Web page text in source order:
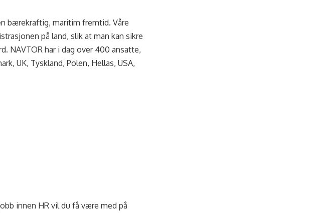
bærekraftig, maritim fremtid. Våre
på land, slik at man kan sikre
NAVTOR har i dag over 400 ansatte,
UK, Tyskland, Polen, Hellas, USA,
innen HR vil du få være med på